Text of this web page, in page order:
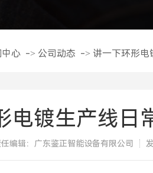
心 -> 公司动态 -> 讲一下环形电
电镀生产线日
任编辑：广东鉴正智能设备有限公司